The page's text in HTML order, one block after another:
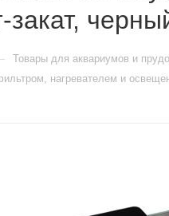
Товары для аквариумов и
нагревателем и